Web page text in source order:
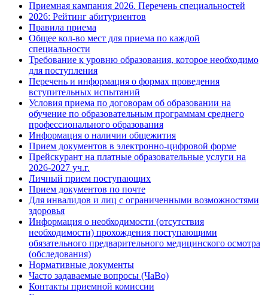
Приемная кампания 2026. Перечень специальностей
2026: Рейтинг абитуриентов
Правила приема
Общее кол-во мест для приема по каждой
специальности
Требование к уровню образования, которое необходимо
для поступления
Перечень и информация о формах проведения
вступительных испытаний
Условия приема по договорам об образовании на
обучение по образовательным программам среднего
профессионального образования
Информация о наличии общежития
Прием документов в электронно-цифровой форме
Прейскурант на платные образовательные услуги на
2026-2027 уч.г.
Личный прием поступающих
Прием документов по почте
Для инвалидов и лиц с ограниченными возможностями
здоровья
Информация о необходимости (отсутствия
необходимости) прохождения поступающими
обязательного предварительного медицинского осмотра
(обследования)
Нормативные документы
Часто задаваемые вопросы (ЧаВо)
Контакты приемной комиссии